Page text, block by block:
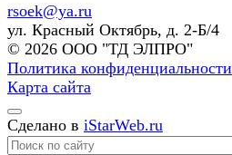
rsoek@ya.ru
ул. Красный Октябрь, д. 2-Б/4
© 2026 ООО "ТД ЭЛПРО"
Политика конфиденциальности
Карта сайта
Сделано в iStarWeb.ru